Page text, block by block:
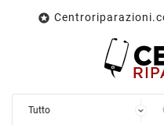
